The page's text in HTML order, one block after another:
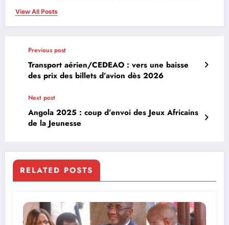
View All Posts
Previous post
Transport aérien/CEDEAO : vers une baisse
des prix des billets d’avion dès 2026
Next post
Angola 2025 : coup d’envoi des Jeux Africains
de la Jeunesse
RELATED POSTS